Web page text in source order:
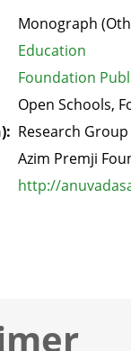
Monograph
Education
Foundation
Open Schools,
Research
Azim Premji
http://